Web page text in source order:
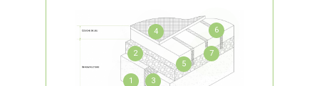
1
2
3
4
5
6
7